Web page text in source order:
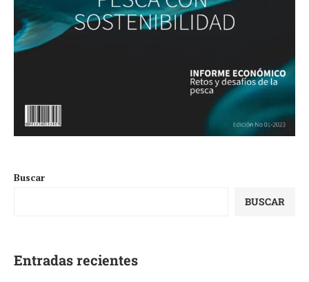
Buscar
BUSCAR
Entradas recientes